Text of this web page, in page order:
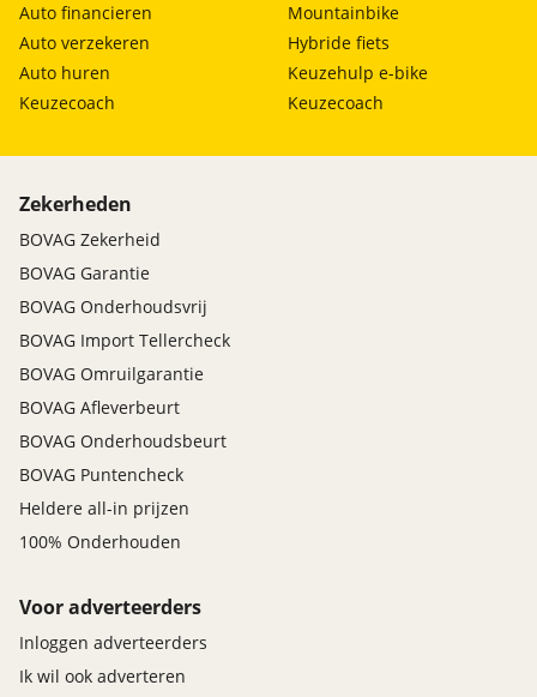
Auto financieren
Auto verzekeren
Auto huren
Keuzecoach
Mountainbike
Hybride fiets
Keuzehulp e-bike
Keuzecoach
Zekerheden
BOVAG Zekerheid
BOVAG Garantie
BOVAG Onderhoudsvrij
BOVAG Import Tellercheck
BOVAG Omruilgarantie
BOVAG Afleverbeurt
BOVAG Onderhoudsbeurt
BOVAG Puntencheck
Heldere all-in prijzen
100% Onderhouden
Voor adverteerders
Inloggen adverteerders
Ik wil ook adverteren